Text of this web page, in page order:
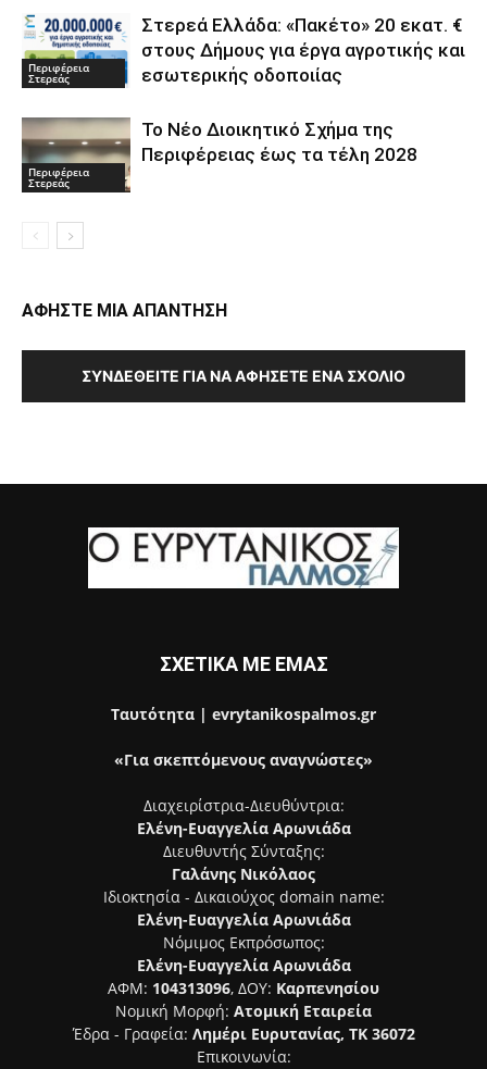
Περιφέρεια
Στερεάς
Στερεά Ελλάδα: «Πακέτο» 20 εκατ. €
στους Δήμους για έργα αγροτικής και
εσωτερικής οδοποιίας
Περιφέρεια
Στερεάς
Το Νέο Διοικητικό Σχήμα της
Περιφέρειας έως τα τέλη 2028
ΑΦΗΣΤΕ ΜΙΑ ΑΠΑΝΤΗΣΗ
ΣΥΝΔΕΘΕΊΤΕ ΓΙΑ ΝΑ ΑΦΉΣΕΤΕ ΈΝΑ ΣΧΌΛΙΟ
ΣΧΕΤΙΚΑ ΜΕ ΕΜΑΣ
Ταυτότητα | evrytanikospalmos.gr
«Για σκεπτόμενους αναγνώστες»
Διαχειρίστρια-Διευθύντρια:
Ελένη-Ευαγγελία Αρωνιάδα
Διευθυντής Σύνταξης:
Γαλάνης Νικόλαος
Ιδιοκτησία - Δικαιούχος domain name:
Ελένη-Ευαγγελία Αρωνιάδα
Νόμιμος Εκπρόσωπος:
Ελένη-Ευαγγελία Αρωνιάδα
ΑΦΜ: 104313096, ΔΟΥ: Καρπενησίου
Νομική Μορφή: Ατομική Εταιρεία
Έδρα - Γραφεία: Λημέρι Ευρυτανίας, ΤΚ 36072
Επικοινωνία: